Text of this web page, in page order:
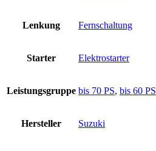
Lenkung Fernschaltung
Starter Elektrostarter
Leistungsgruppe bis 70 PS, bis 60 PS
Hersteller Suzuki